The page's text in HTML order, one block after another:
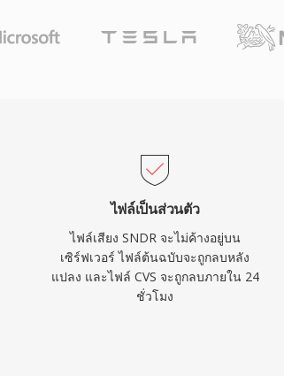
ไฟล์เป็นส่วนตัว
ไฟล์เสียง SNDR จะไม่ค้างอยู่บน
เซิร์ฟเวอร์ ไฟล์ต้นฉบับจะถูกลบหลัง
แปลง และไฟล์ CVS จะถูกลบภายใน 24
ชั่วโมง